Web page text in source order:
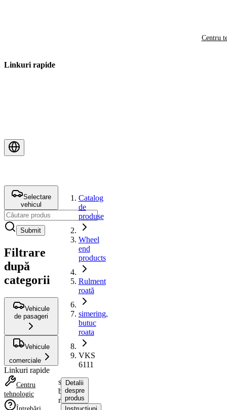
Centru
Linkuri rapide
Selectare
vehicul
Submit
Filtrare
după
categorii
Vehicule
de pasageri
Vehicule
comerciale
Linkuri rapide
Centru
tehnologic
Catalog
de
produse
Wheel
end
products
Rulment
roată
simering,
butuc
roata
VKS
6111
simering,
butuc
roata
Detalii
despre
produs